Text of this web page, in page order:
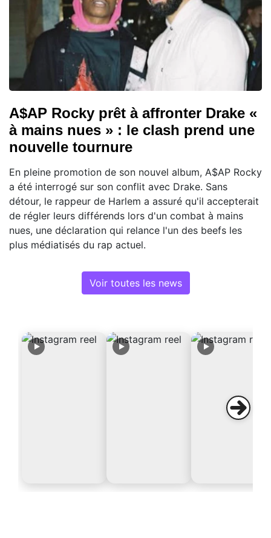
A$AP Rocky prêt à affronter Drake «
à mains nues » : le clash prend une
nouvelle tournure
En pleine promotion de son nouvel album, A$AP Rocky
a été interrogé sur son conflit avec Drake. Sans
détour, le rappeur de Harlem a assuré qu'il accepterait
de régler leurs différends lors d'un combat à mains
nues, une déclaration qui relance l'un des beefs les
plus médiatisés du rap actuel.
Voir toutes les news